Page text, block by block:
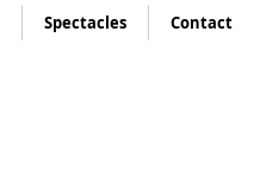
Spectacles Contact